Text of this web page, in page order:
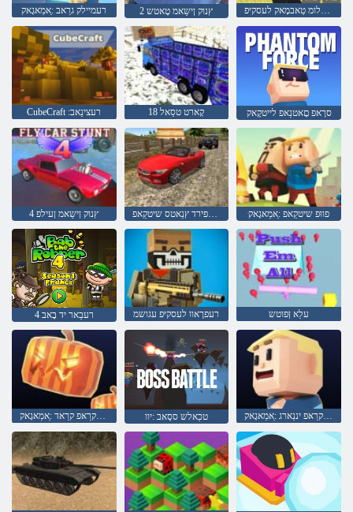
רעמיילק גרַאב :ַאמַאגָאק 2 ץנוק ןישַאמ טָאטש רעַיילּפיטלומ טַאבמָאק לעסקיּפ
CubeCraft :רעצינַאב 18 קָארט טסַאל סרָאפ םָאטנַאפ לייטקָאק
4 ץנוק ןישַאמ ןעילפ ד 3 גניוויירד ןישַאמ טפירד ץנַאטס שיטקַאפ ּפווּפ שיטקַאפ :ַאמַאגָאק
4 רעבַאר יד בָאב רעפרָאוו לעסקיּפ עגושמ עלַא ןּפוטש
רוָאקרַאּפ קרַאד :ַאמַאגָאק טכַאלש ססָאב :יוו רוָאקרַאּפ יננַארג :ַאמַאגָאק